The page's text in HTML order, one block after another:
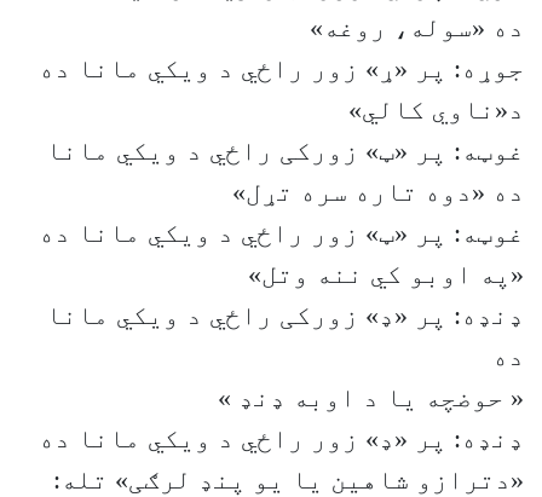
ده «سوله، روغه»
جوړه: پر «ړ» زور راځي د ویکي مانا ده
د«ناوي کالي»
غوټه: پر «ټ» زورکی راځي د ویکي مانا
ده «دوه تاره سره تړل»
غوټه: پر «ټ» زور راځي د ویکي مانا ده
«په اوبو کي ننه وتل»
ډنډه: پر «ډ» زورکی راځي د ویکي مانا
ده
« حوضچه یا د اوبه ډنډ »
ډنډه: پر «ډ» زور راځي د ویکي مانا ده
«دترازو شاهین یا یو پنډ لرګی» تله: